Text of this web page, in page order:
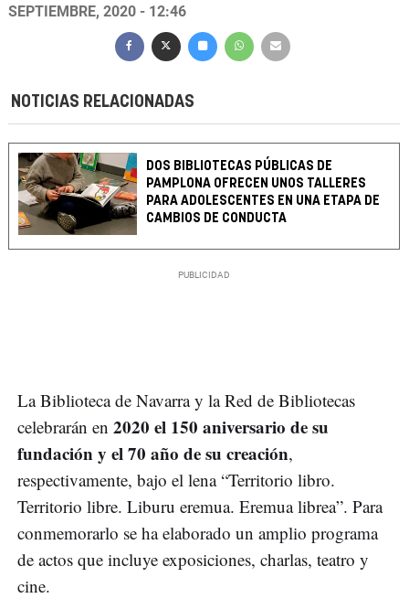
SEPTIEMBRE, 2020 - 12:46
NOTICIAS RELACIONADAS
DOS BIBLIOTECAS PÚBLICAS DE
PAMPLONA OFRECEN UNOS TALLERES
PARA ADOLESCENTES EN UNA ETAPA DE
CAMBIOS DE CONDUCTA
La Biblioteca de Navarra y la Red de Bibliotecas
celebrarán en 2020 el 150 aniversario de su
fundación y el 70 año de su creación,
respectivamente, bajo el lena “Territorio libro.
Territorio libre. Liburu eremua. Eremua librea”. Para
conmemorarlo se ha elaborado un amplio programa
de actos que incluye exposiciones, charlas, teatro y
cine.